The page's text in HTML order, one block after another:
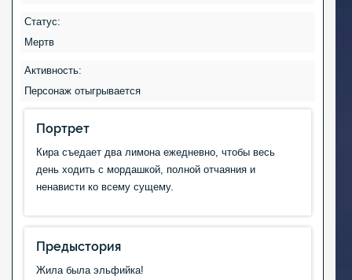
Статус:
Мертв
Активность:
Персонаж отыгрывается
Портрет
Кира съедает два лимона ежедневно, чтобы весь
день ходить с мордашкой, полной отчаяния и
ненависти ко всему сущему.
Предыстория
Жила была эльфийка!